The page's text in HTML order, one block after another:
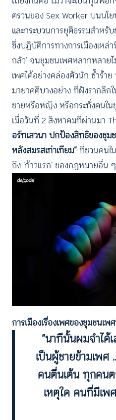
ตรวนของ Sex Worker บนนโ
และกระบวนการยุติธรรมสำห
ซึ่งปฏิบัติการทางการเมืองเหล่
กลัว’ จนชุมชนเพศหลากหลาย
เพศได้อย่างคล่องตัวนัก ซ้ำร้า
มายาคติบางอย่าง ที่ฝังรากลึ
ชายหรือหญิง หรือกระทั่งคนใน
เมื่อวันที่ 2 สิงหาคมที่ผ่านมา
อร์ทเสวนา ปกป้องสิทธิของชุ
หลังสมรสเท่าเทียม”ที่ชวนคนใ
ถึง ‘ก้าวแรก’ ของกฎหมายอื่น
การเมืองเรื่องเพศของชุมชนเ
“นาทีนั้นผมจำไ
เป็นผู้ชายข้ามเพศ
คนตื่นเต้น ทุกคนต
เหตุใด คนที่มีเพ